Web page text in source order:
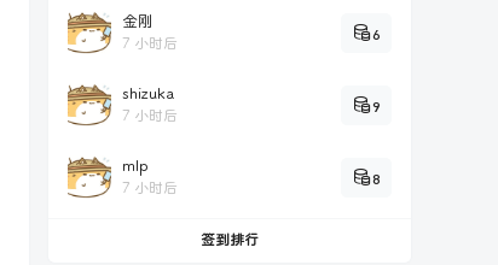
金刚
7 小时后
6
shizuka
7 小时后
9
mlp
7 小时后
8
签到排行